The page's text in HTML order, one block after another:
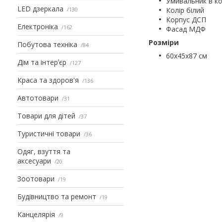
LED дзеркала 130
Електроніка 162
Побутова техніка 84
Дім та інтерʼєр 127
Краса та здоров'я 136
Автотовари 31
Товари для дітей 37
Туристичні товари 36
Одяг, взуття та
аксесуари
20
Зоотовари 19
Будівництво та ремонт 19
Канцелярія 9
Колір білий
Корпус ДСП
Фасад МДФ
Розміри
60х45х87 см